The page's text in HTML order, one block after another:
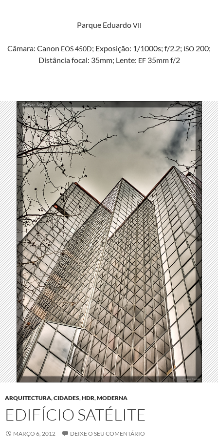
Par­que Eduar­doVII
Câmara: Canon EOS450D; Exposição: 1/1000s; f/2.2; ISO 200;
Dis­tân­cia focal: 35mm; Lente: EF35mm f/2
ARQUITECTURA,CIDADES,HDR,MODERNA
EDIFÍCIO SATÉLITE
MARÇO 6, 2012 DEIXE O SEU COMENTÁRIO